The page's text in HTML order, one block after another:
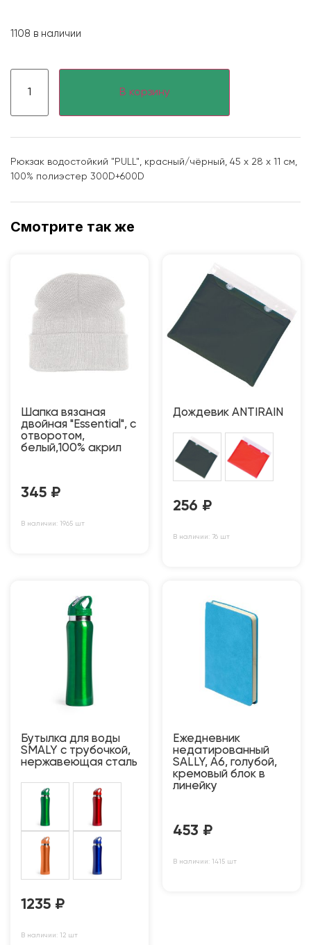
1108 в наличии
В корзину
Рюкзак водостойкий "PULL", красный/чёрный, 45 x 28 x 11 см,
100% полиэстер 300D+600D
Смотрите так же
Шапка вязаная
двойная "Essential", с
отворотом,
белый,100% акрил
345 ₽
В наличии: 1965 шт
Дождевик ANTIRAIN
256 ₽
В наличии: 76 шт
Бутылка для воды
SMALY с трубочкой,
нержавеющая сталь
1235 ₽
В наличии: 12 шт
Ежедневник
недатированный
SALLY, A6, голубой,
кремовый блок в
линейку
453 ₽
В наличии: 1415 шт